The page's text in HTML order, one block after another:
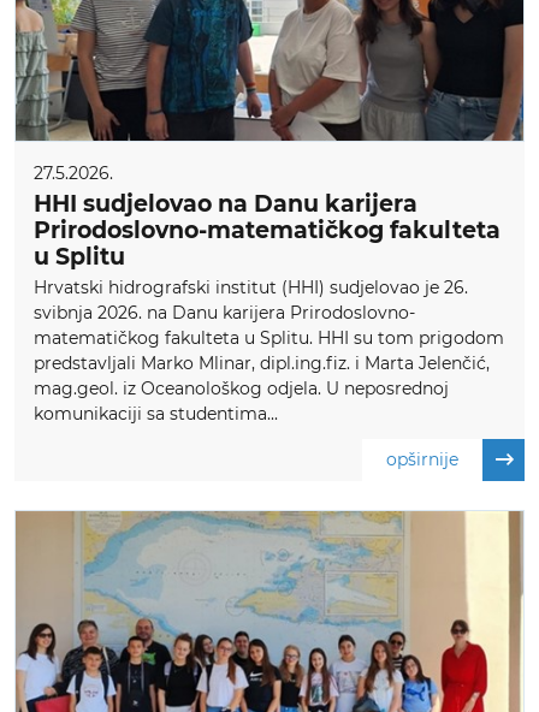
27.5.2026.
HHI sudjelovao na Danu karijera
Prirodoslovno-matematičkog fakulteta
u Splitu
Hrvatski hidrografski institut (HHI) sudjelovao je 26.
svibnja 2026. na Danu karijera Prirodoslovno-
matematičkog fakulteta u Splitu. HHI su tom prigodom
predstavljali Marko Mlinar, dipl.ing.fiz. i Marta Jelenčić,
mag.geol. iz Oceanološkog odjela. U neposrednoj
komunikaciji sa studentima...
opširnije